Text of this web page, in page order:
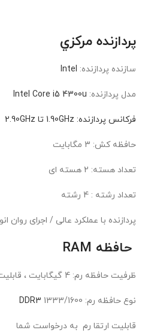
پردازنده مرکزي
سازنده پردازنده: Intel
مدل پردازنده: Intel Core i5 4300u
فرکانس پردازنده: 1.90GHz تا 2.90GHz
حافظه کش: 3 مگابايت
تعداد هسته: 2 هسته ای
تعداد رشته : 4 رشته
پردازنده با عملکرد عالی / اجرای روان
حافظه RAM
ظرفيت حافظه رم: 4 گیگابایت ، قابلیت ارتقاء تا 12 گیگابایت
نوع حافظه رم: DDR3 1333/1600
قابلیت ارتقا رم به درخواست شما